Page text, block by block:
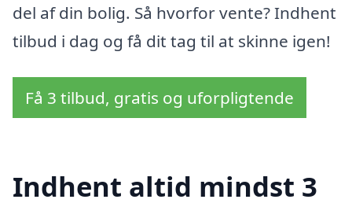
del af din bolig. Så hvorfor vente? Indhent
tilbud i dag og få dit tag til at skinne igen!
Få 3 tilbud, gratis og uforpligtende
Indhent altid mindst 3